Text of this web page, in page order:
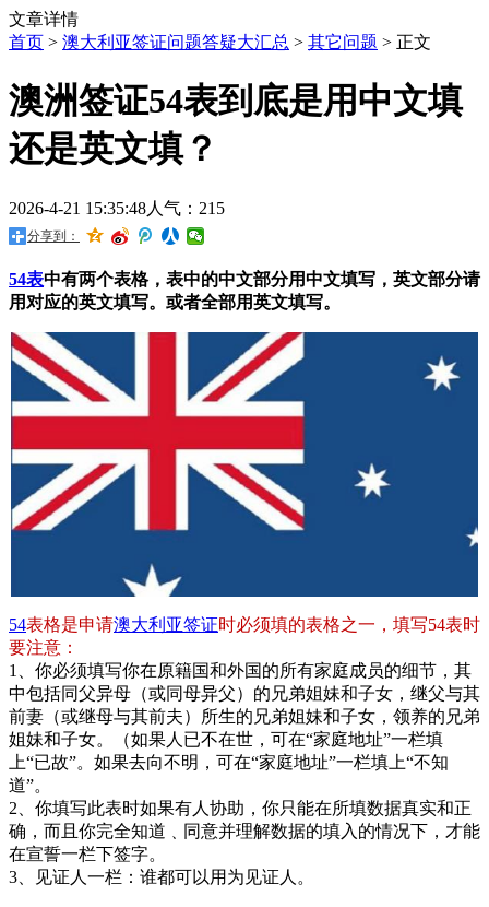
文章详情
首页 > 澳大利亚签证问题答疑大汇总 > 其它问题 > 正文
澳洲签证54表到底是用中文填
还是英文填？
2026-4-21 15:35:48人气：215
分享到：
54表中有两个表格，表中的中文部分用中文填写，英文部分请
用对应的英文填写。或者全部用英文填写。
54表格是申请澳大利亚签证时必须填的表格之一，填写54表时
要注意：
1、你必须填写你在原籍国和外国的所有家庭成员的细节，其
中包括同父异母（或同母异父）的兄弟姐妹和子女，继父与其
前妻（或继母与其前夫）所生的兄弟姐妹和子女，领养的兄弟
姐妹和子女。（如果人已不在世，可在“家庭地址”一栏填
上“已故”。如果去向不明，可在“家庭地址”一栏填上“不知
道”。
2、你填写此表时如果有人协助，你只能在所填数据真实和正
确，而且你完全知道﹑同意并理解数据的填入的情况下，才能
在宣誓一栏下签字。
3、见证人一栏：谁都可以用为见证人。